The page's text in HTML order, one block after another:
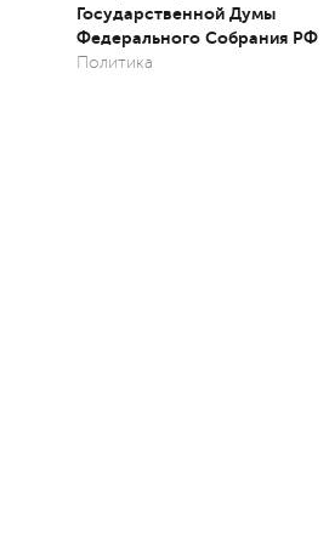
Государственной Думы
Федерального Собрания РФ
Политика